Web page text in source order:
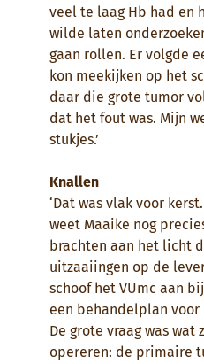
veel te laag Hb had en
wilde laten
gaan rollen. Er volgde
kon meekijken op het
daar die grote tumor
dat het fout was. Mijn
stukjes.’
Knallen
‘Dat was vlak voor
weet Maaike nog
brachten aan het licht
uitzaaiingen op de
schoof het VUmc aan
een behandelplan
De grote vraag was wat
opereren: de primaire